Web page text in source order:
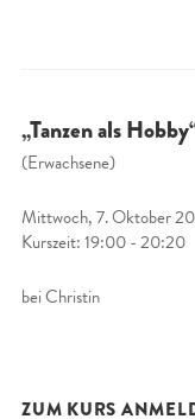
„Tanzen als
(Erwachsene)
Mittwoch, 7. Oktober
Kurszeit: 19:00 - 20:20
bei Christin
ZUM KURS